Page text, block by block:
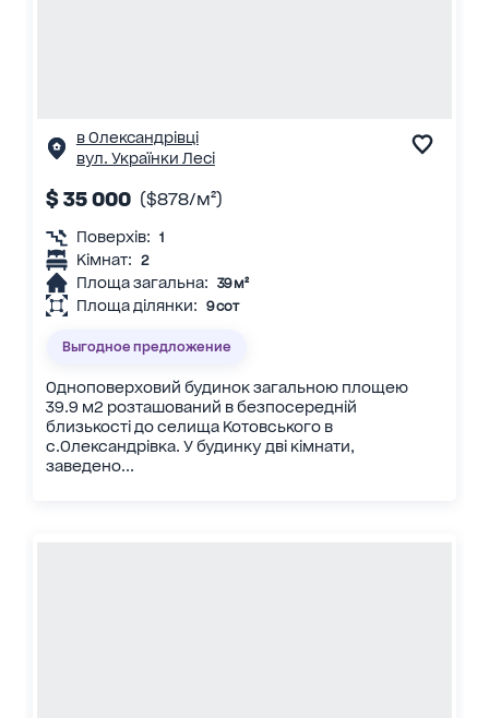
в Олександрівці
вул. Українки Лесі
$ 35 000 ($878/м²)
Поверхів: 1
Кімнат: 2
Площа загальна: 39 м²
Площа ділянки: 9 сот
Выгодное предложение
Одноповерховий будинок загальною площею
39.9 м2 розташований в безпосередній
близькості до селища Котовського в
с.Олександрівка. У будинку дві кімнати,
заведено...